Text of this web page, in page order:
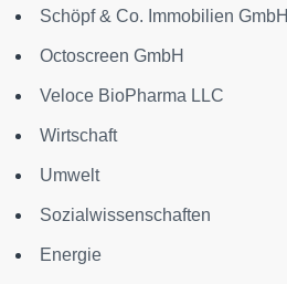
Schöpf & Co. Immobilien GmbH
Octoscreen GmbH
Veloce BioPharma LLC
Wirtschaft
Umwelt
Sozialwissenschaften
Energie